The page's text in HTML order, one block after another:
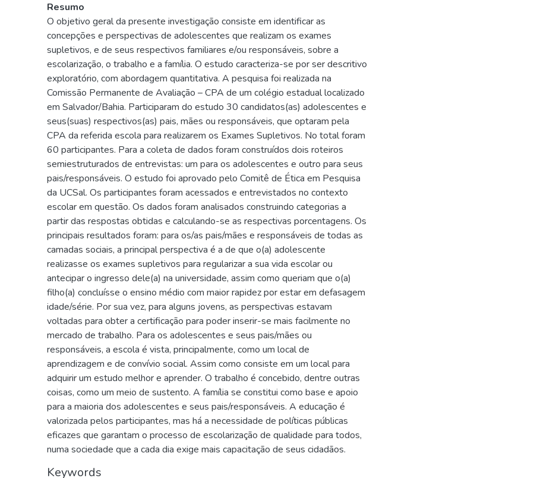
Resumo
O objetivo geral da presente investigação consiste em identificar as
concepções e perspectivas de adolescentes que realizam os exames
supletivos, e de seus respectivos familiares e/ou responsáveis, sobre a
escolarização, o trabalho e a família. O estudo caracteriza-se por ser descritivo
exploratório, com abordagem quantitativa. A pesquisa foi realizada na
Comissão Permanente de Avaliação – CPA de um colégio estadual localizado
em Salvador/Bahia. Participaram do estudo 30 candidatos(as) adolescentes e
seus(suas) respectivos(as) pais, mães ou responsáveis, que optaram pela
CPA da referida escola para realizarem os Exames Supletivos. No total foram
60 participantes. Para a coleta de dados foram construídos dois roteiros
semiestruturados de entrevistas: um para os adolescentes e outro para seus
pais/responsáveis. O estudo foi aprovado pelo Comitê de Ética em Pesquisa
da UCSal. Os participantes foram acessados e entrevistados no contexto
escolar em questão. Os dados foram analisados construindo categorias a
partir das respostas obtidas e calculando-se as respectivas porcentagens. Os
principais resultados foram: para os/as pais/mães e responsáveis de todas as
camadas sociais, a principal perspectiva é a de que o(a) adolescente
realizasse os exames supletivos para regularizar a sua vida escolar ou
antecipar o ingresso dele(a) na universidade, assim como queriam que o(a)
filho(a) concluísse o ensino médio com maior rapidez por estar em defasagem
idade/série. Por sua vez, para alguns jovens, as perspectivas estavam
voltadas para obter a certificação para poder inserir-se mais facilmente no
mercado de trabalho. Para os adolescentes e seus pais/mães ou
responsáveis, a escola é vista, principalmente, como um local de
aprendizagem e de convívio social. Assim como consiste em um local para
adquirir um estudo melhor e aprender. O trabalho é concebido, dentre outras
coisas, como um meio de sustento. A família se constitui como base e apoio
para a maioria dos adolescentes e seus pais/responsáveis. A educação é
valorizada pelos participantes, mas há a necessidade de políticas públicas
eficazes que garantam o processo de escolarização de qualidade para todos,
numa sociedade que a cada dia exige mais capacitação de seus cidadãos.
Keywords